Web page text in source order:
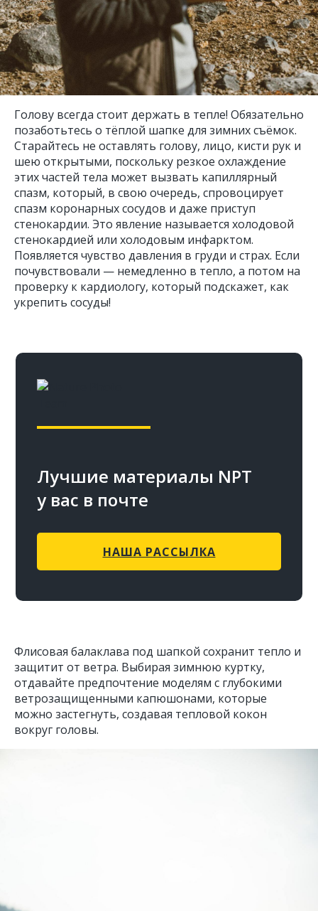
Голову всегда стоит держать в тепле! Обязательно
позаботьтесь о тёплой шапке для зимних съёмок.
Старайтесь не оставлять голову, лицо, кисти рук и
шею открытыми, поскольку резкое охлаждение
этих частей тела может вызвать капиллярный
спазм, который, в свою очередь, спровоцирует
спазм коронарных сосудов и даже приступ
стенокардии. Это явление называется холодовой
стенокардией или холодовым инфарктом.
Появляется чувство давления в груди и страх. Если
почувствовали — немедленно в тепло, а потом на
проверку к кардиологу, который подскажет, как
укрепить сосуды!
Лучшие материалы NPT
у вас в почте
НАША РАССЫЛКА
Флисовая балаклава под шапкой сохранит тепло и
защитит от ветра. Выбирая зимнюю куртку,
отдавайте предпочтение моделям с глубокими
ветрозащищенными капюшонами, которые
можно застегнуть, создавая тепловой кокон
вокруг головы.